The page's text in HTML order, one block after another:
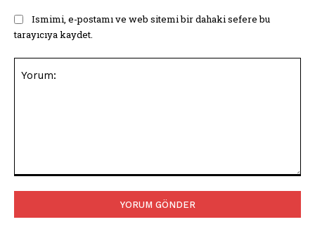
Ismimi, e-postamı ve web sitemi bir dahaki sefere bu
tarayıcıya kaydet.